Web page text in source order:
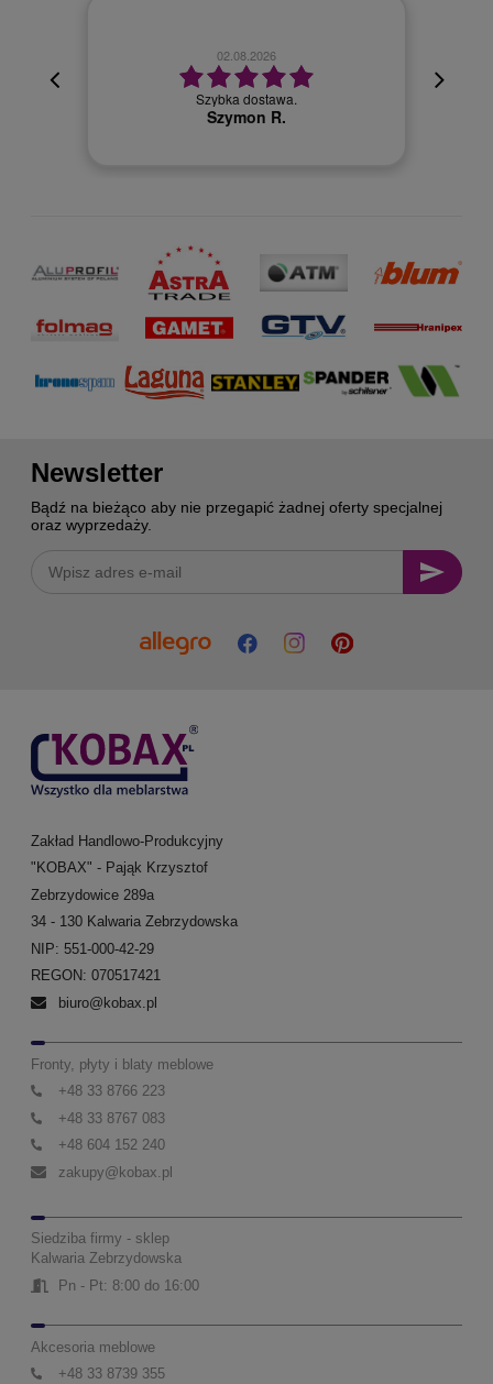
02.08.2026
Szybka dostawa.
Szymon R.
Newsletter
Bądź na bieżąco aby nie przegapić żadnej oferty specjalnej
oraz wyprzedaży.
Zakład Handlowo-Produkcyjny
"KOBAX" - Pająk Krzysztof
Zebrzydowice 289a
34 - 130 Kalwaria Zebrzydowska
NIP: 551-000-42-29
REGON: 070517421
biuro@kobax.pl
Fronty, płyty i blaty meblowe
+48 33 8766 223
+48 33 8767 083
+48 604 152 240
zakupy@kobax.pl
Siedziba firmy - sklep
Kalwaria Zebrzydowska
Pn - Pt: 8:00 do 16:00
Akcesoria meblowe
+48 33 8739 355